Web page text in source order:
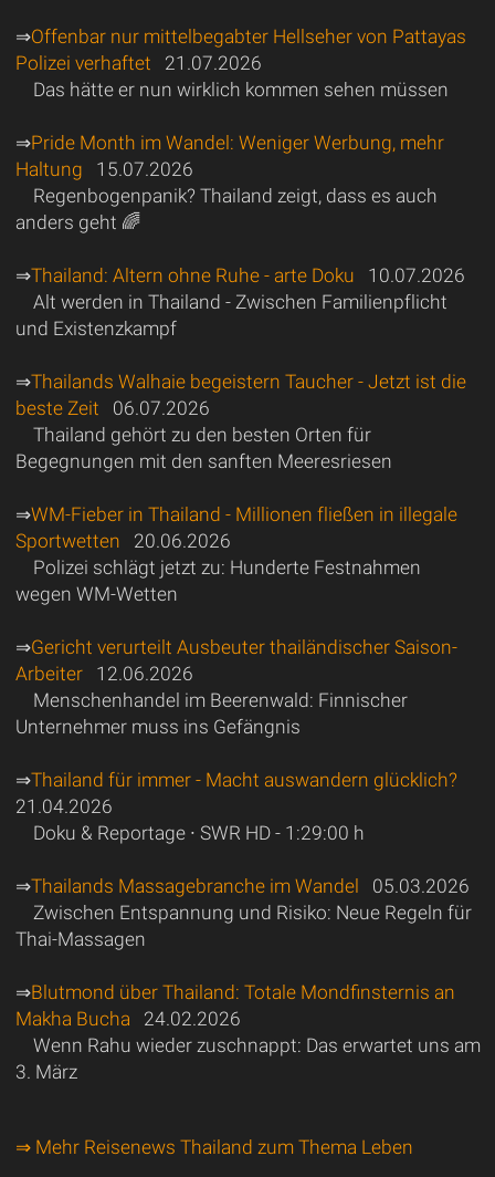
⇒Offenbar nur mittelbegabter Hellseher von Pattayas
Polizei verhaftet 21.07.2026
Das hätte er nun wirklich kommen sehen müssen
⇒Pride Month im Wandel: Weniger Werbung, mehr
Haltung 15.07.2026
Regenbogenpanik? Thailand zeigt, dass es auch
anders geht 🌈
⇒Thailand: Altern ohne Ruhe - arte Doku 10.07.2026
Alt werden in Thailand - Zwischen Familienpflicht
und Existenzkampf
⇒Thailands Walhaie begeistern Taucher - Jetzt ist die
beste Zeit 06.07.2026
Thailand gehört zu den besten Orten für
Begegnungen mit den sanften Meeresriesen
⇒WM-Fieber in Thailand - Millionen fließen in illegale
Sportwetten 20.06.2026
Polizei schlägt jetzt zu: Hunderte Festnahmen
wegen WM-Wetten
⇒Gericht verurteilt Ausbeuter thailändischer Saison-
Arbeiter12.06.2026
Menschenhandel im Beerenwald: Finnischer
Unternehmer muss ins Gefängnis
⇒Thailand für immer - Macht auswandern glücklich?
21.04.2026
Doku & Reportage ∙ SWR HD - 1:29:00 h
⇒Thailands Massagebranche im Wandel
05.03.2026
Zwischen Entspannung und Risiko: Neue Regeln für
Thai-Massagen
⇒Blutmond über Thailand: Totale Mondfinsternis an
Makha Bucha 24.02.2026
Wenn Rahu wieder zuschnappt: Das erwartet uns am
3. März
⇒ Mehr Reisenews Thailand zum Thema Leben